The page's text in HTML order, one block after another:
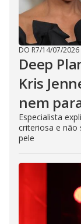
DO R7/14/07/2026
Deep
Kris
nem
Especialista
criteriosa e não
pele